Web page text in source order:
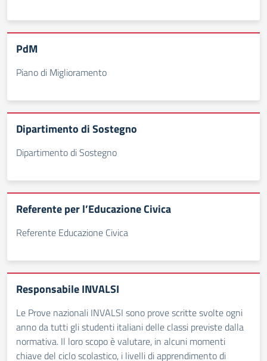
PdM
Piano di Miglioramento
Dipartimento di Sostegno
Dipartimento di Sostegno
Referente per l’Educazione Civica
Referente Educazione Civica
Responsabile INVALSI
Le Prove nazionali INVALSI sono prove scritte svolte ogni
anno da tutti gli studenti italiani delle classi previste dalla
normativa. Il loro scopo è valutare, in alcuni momenti
chiave del ciclo scolastico, i livelli di apprendimento di